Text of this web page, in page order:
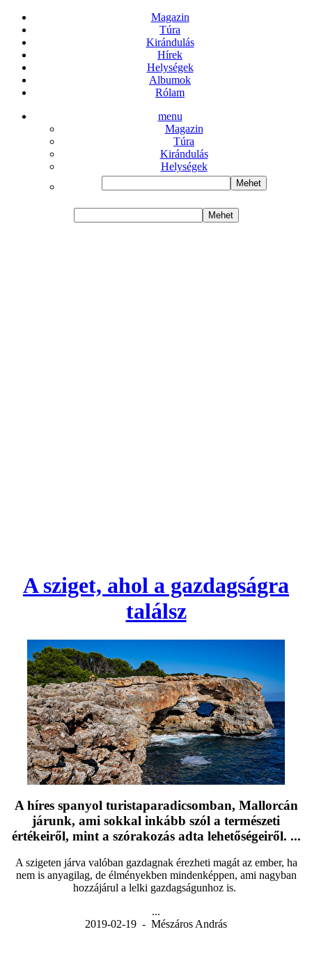
Magazin
Túra
Kirándulás
Hírek
Helységek
Albumok
Rólam
menu
Magazin
Túra
Kirándulás
Helységek
A sziget, ahol a gazdagságra
találsz
A híres spanyol turistaparadicsomban, Mallorcán
járunk, ami sokkal inkább szól a természeti
értékeiről, mint a szórakozás adta lehetőségeiről. ...
A szigeten járva valóban gazdagnak érezheti magát az ember, ha
nem is anyagilag, de élményekben mindenképpen, ami nagyban
hozzájárul a lelki gazdagságunhoz is.
...
2019-02-19 - Mészáros András